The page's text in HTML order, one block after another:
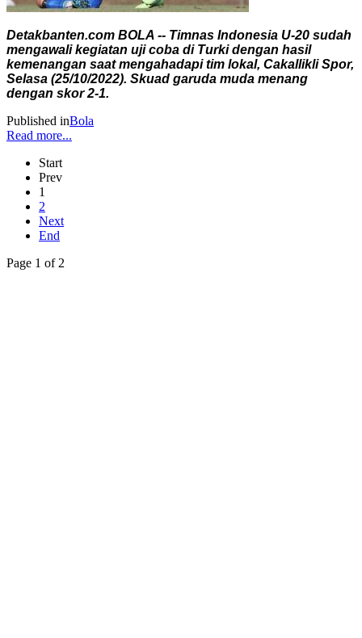
Detakbanten.com BOLA -- Timnas Indonesia U-20 sudah
mengawali kegiatan uji coba di Turki dengan hasil
kemenangan saat mengahadapi tim lokal, Cakallikli Spor,
Selasa (25/10/2022). Skuad garuda muda menang
dengan skor 2-1.
Published inBola
Read more...
Start
Prev
1
2
Next
End
Page 1 of 2